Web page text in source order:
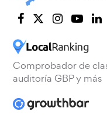
Comprobador de
auditoría GBP y más